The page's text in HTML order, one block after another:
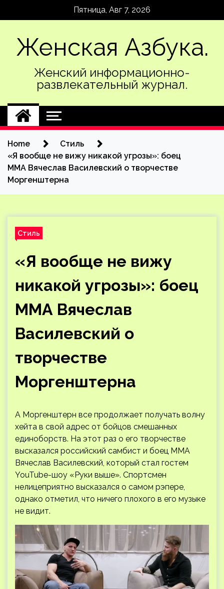
Пятница, Авг 7, 2026
Женская Азбука.
Женский информационно-
развлекательный журнал.
Home
Стиль
«Я вообще не вижу никакой угрозы»: боец
ММА Вячеслав Василевский о творчестве
Моргенштерна
Стиль
«Я вообще не вижу
никакой угрозы»: боец
ММА Вячеслав
Василевский о
творчестве
Моргенштерна
А Моргенштерн все продолжает получать волну
хейта в свой адрес от бойцов смешанных
единоборств. На этот раз о его творчестве
высказался российский самбист и боец MMA
Вячеслав Василевский, который стал гостем
YouTube-шоу «Руки выше». Спортсмен
нелицеприятно высказался о самом рэпере,
однако отметил, что ничего плохого в его музыке
не видит.